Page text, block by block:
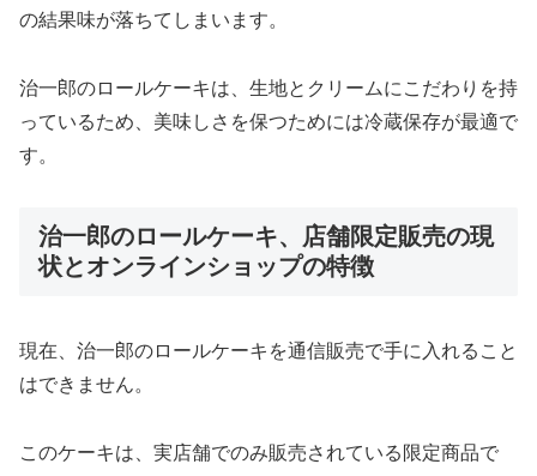
の結果味が落ちてしまいます。
治一郎のロールケーキは、生地とクリームにこだわりを持
っているため、美味しさを保つためには冷蔵保存が最適で
す。
治一郎のロールケーキ、店舗限定販売の現
状とオンラインショップの特徴
現在、治一郎のロールケーキを通信販売で手に入れること
はできません。
このケーキは、実店舗でのみ販売されている限定商品で